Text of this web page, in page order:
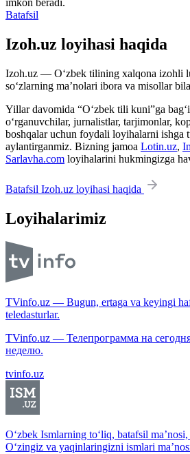
Batafsil
Izoh.uz loyihasi haqida
Izoh.uz — O‘zbek tilining xalqona izohli
so‘zlarning ma’nolari ibora va misollar
Yillar davomida “O‘zbek tili kuni”ga
o‘rganuvchilar, jurnalistlar, tarjimonlar,
boshqalar uchun foydali loyihalarni ishga
aylantirganmiz. Bizning jamoa Lotin.uz,
Sarlavha.com loyihalarini hukmingizga
Batafsil Izoh.uz loyihasi haqida
Loyihalarimiz
TVinfo.uz — Bugun, ertaga va keyingi
teledasturlar.
TVinfo.uz — Телепрограмма на
неделю.
tvinfo.uz
O‘zbek Ismlarning to‘liq, batafsil
O‘zingiz va yaqinlaringizni ismlari